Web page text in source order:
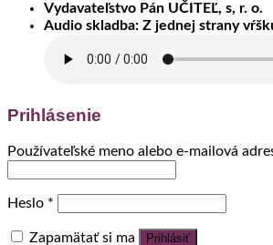
Vydavateľstvo Pán UČITEĽ, s, r. o.
Audio skladba: Z jednej strany
Prihlásenie
Používateľské meno alebo e-mailová
Heslo *
Zapamätať si ma Prihlásiť